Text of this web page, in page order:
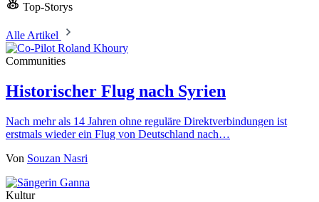
Top-Storys
Alle Artikel
Communities
Historischer Flug nach Syrien
Nach mehr als 14 Jahren ohne reguläre Direktverbindungen ist
erstmals wieder ein Flug von Deutschland nach…
Von Souzan Nasri
Kultur